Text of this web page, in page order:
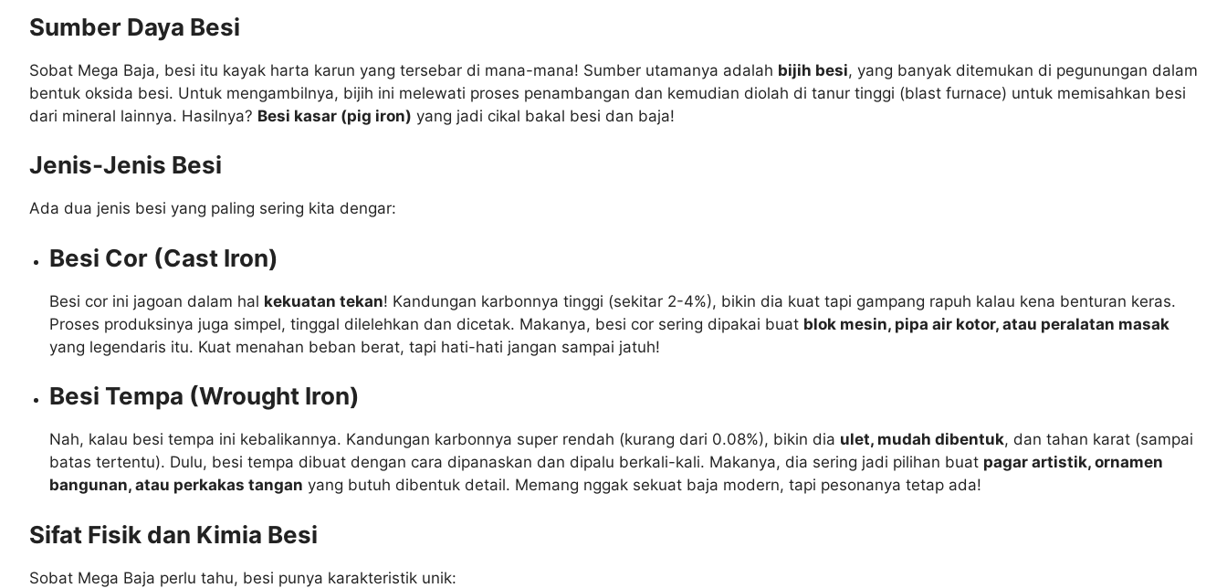
Sumber Daya Besi
Sobat Mega Baja, besi itu kayak harta karun yang tersebar di mana-mana! Sumber utamanya adalah bijih besi, yang banyak ditemukan di pegunungan dalam
bentuk oksida besi. Untuk mengambilnya, bijih ini melewati proses penambangan dan kemudian diolah di tanur tinggi (blast furnace) untuk memisahkan besi
dari mineral lainnya. Hasilnya? Besi kasar (pig iron) yang jadi cikal bakal besi dan baja!
Jenis-Jenis Besi
Ada dua jenis besi yang paling sering kita dengar:
Besi Cor (Cast Iron)
Besi cor ini jagoan dalam hal kekuatan tekan! Kandungan karbonnya tinggi (sekitar 2-4%), bikin dia kuat tapi gampang rapuh kalau kena benturan keras.
Proses produksinya juga simpel, tinggal dilelehkan dan dicetak. Makanya, besi cor sering dipakai buat blok mesin, pipa air kotor, atau peralatan masak
yang legendaris itu. Kuat menahan beban berat, tapi hati-hati jangan sampai jatuh!
Besi Tempa (Wrought Iron)
Nah, kalau besi tempa ini kebalikannya. Kandungan karbonnya super rendah (kurang dari 0.08%), bikin dia ulet, mudah dibentuk, dan tahan karat (sampai
batas tertentu). Dulu, besi tempa dibuat dengan cara dipanaskan dan dipalu berkali-kali. Makanya, dia sering jadi pilihan buat pagar artistik, ornamen
bangunan, atau perkakas tangan yang butuh dibentuk detail. Memang nggak sekuat baja modern, tapi pesonanya tetap ada!
Sifat Fisik dan Kimia Besi
Sobat Mega Baja perlu tahu, besi punya karakteristik unik: